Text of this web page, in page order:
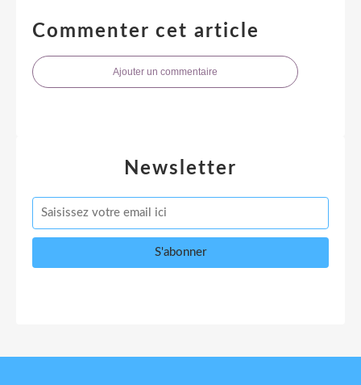
Commenter cet article
Ajouter un commentaire
Newsletter